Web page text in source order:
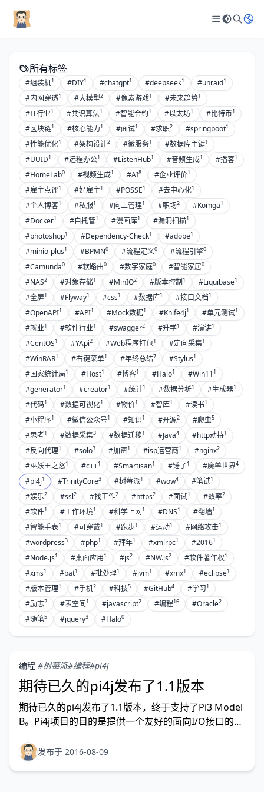
所有标签
#组装机1 #DIY1 #chatgpt1 #deepseek1 #unraid1
#内网穿透1 #大模型2 #像素游戏1 #未来趋势1
#IT行业1 #共识算法1 #智能合约1 #以太坊1 #比特币1
#区块链1 #核心能力1 #面试1 #求职2 #springboot1
#性能优化1 #架构设计2 #微服务1 #数据库主键1
#UUID1 #远程办公1 #ListenHub1 #音频生成1 #播客1
#HomeLab0 #视频生成1 #AI8 #企业评价1
#雇主点评1 #好雇主1 #POSSE1 #去中心化1
#个人博客1 #私服1 #向上管理1 #职场2 #Komga1
#Docker1 #自托管1 #漫画库1 #漏洞扫描1
#photoshop1 #Dependency-Check1 #adobe1
#minio-plus1 #BPMN0 #流程定义0 #流程引擎0
#Camunda0 #软路由0 #数字家庭0 #智能家居0
#NAS2 #对象存储1 #MinIO2 #版本控制1 #Liquibase1
#全屏1 #Flyway1 #css1 #数据库1 #接口文档1
#OpenAPI1 #API1 #Mock数据1 #Knife4j1 #单元测试1
#就业1 #软件行业1 #swagger2 #升学1 #演讲1
#CentOS1 #YApi2 #Web程序打包1 #定向采集1
#WinRAR1 #右键菜单1 #年终总结7 #Stylus1
#国家统计局1 #Host1 #博客1 #Halo1 #Win11 1
#generator1 #creator1 #统计1 #数据分析1 #生成器1
#代码1 #数据可视化1 #物价1 #智库1 #读书1
#小程序1 #微信公众号1 #知识1 #开源2 #爬虫5
#思考1 #数据采集3 #数据迁移1 #Java4 #http劫持1
#反向代理1 #solo3 #加密1 #isp运营商1 #nginx2
#巫妖王之怒1 #c++1 #Smartisan1 #锤子1 #魔兽世界4
#pi4j1 #TrinityCore3 #树莓派1 #wow4 #笔试1
#娱乐2 #ssl2 #找工作2 #https2 #面试1 #效率2
#软件1 #工作环境1 #科学上网1 #DNS1 #翻墙1
#智能手表1 #可穿戴1 #跑步1 #运动1 #网络攻击1
#wordpress3 #php1 #拜年1 #xmlrpc1 #20161
#Node.js1 #桌面应用1 #js2 #NW.js2 #软件著作权1
#xms1 #bat1 #批处理1 #jvm1 #xmx1 #eclipse1
#版本管理1 #手机2 #科技5 #GitHub4 #学习1
#励志2 #表空间1 #javascript2 #编程16 #Oracle2
#随笔5 #jquery3 #Halo0
编程 #树莓派#编程#pi4j
期待已久的pi4j发布了1.1版本
期待已久的pi4j发布了1.1版本，终于支持了Pi3 Model
B。Pi4j项目的目的是提供一个友好的面向I/O接口的
松控制GPIO而不用关注底层实现。
发布于 2016-08-09